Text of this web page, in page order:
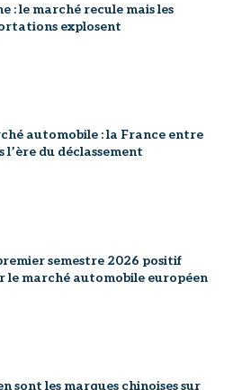
: le marché recule mais les
explosent
automobile : la France entre
l’ère du déclassement
semestre 2026 positif
le marché automobile européen
sont les marques chinoises sur